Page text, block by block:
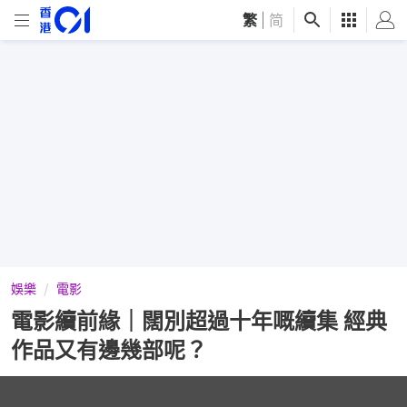
繁 简
娛樂 電影
電影續前緣｜闊別超過十年嘅續集 經典
作品又有邊幾部呢？